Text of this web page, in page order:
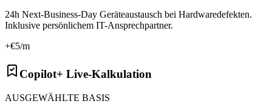
24h Next-Business-Day Geräteaustausch bei Hardwaredefekten.
Inklusive persönlichem IT-Ansprechpartner.
+€5/m
Copilot+ Live-Kalkulation
AUSGEWÄHLTE BASIS